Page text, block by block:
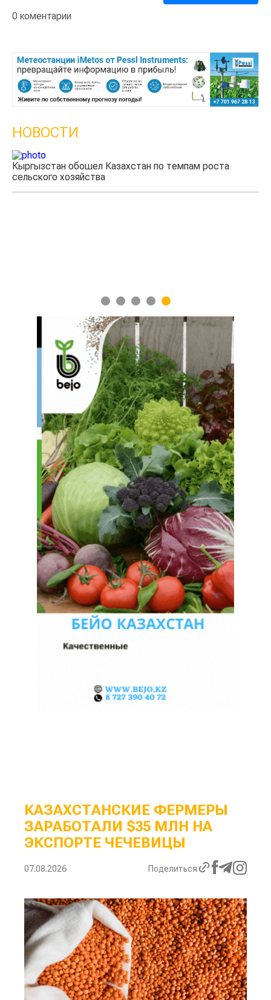
0 коментарии
НОВОСТИ
Казахстанские фермеры заработали $35 млн на
экспорте чечевицы
1 2 3 4 5
КАЗАХСТАНСКИЕ ФЕРМЕРЫ
ЗАРАБОТАЛИ $35 МЛН НА
ЭКСПОРТЕ ЧЕЧЕВИЦЫ
07.08.2026 Поделиться